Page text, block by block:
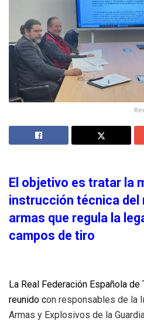
El objetivo es tratar la
instrucción técnica del
armas que regula la
campos de tiro
La Real Federación Española
reunido con responsables de la
Armas y Explosivos de la